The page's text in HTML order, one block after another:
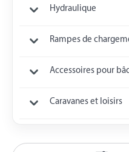
Hydraulique
Rampes de
Accessoires pour
Caravanes et loisirs